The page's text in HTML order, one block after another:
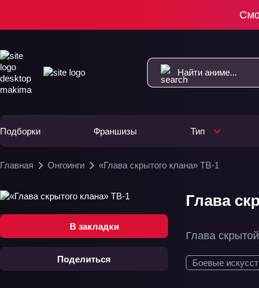
Подборки Франшизы Тип
Главная Онгоинги «Глава скрытого клана» ТВ-1
В закладки
Поделиться
Глава
Глава
Боевые